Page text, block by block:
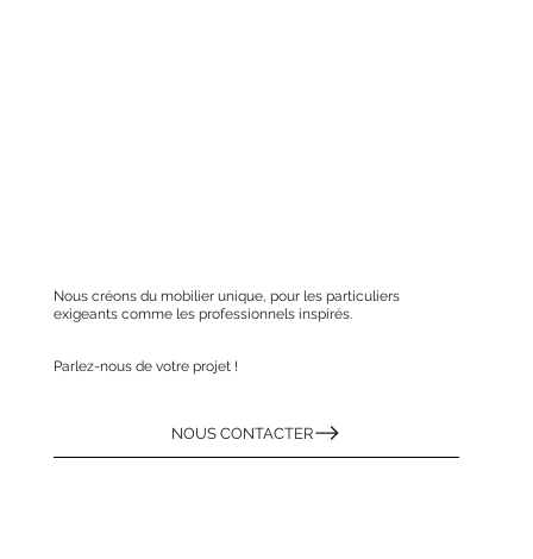
Nous créons du mobilier unique, pour les particuliers
exigeants comme les professionnels inspirés.
Parlez-nous de votre projet !
NOUS CONTACTER